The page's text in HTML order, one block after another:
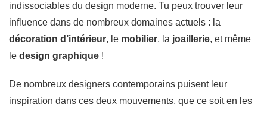
indissociables du design moderne. Tu peux trouver leur
influence dans de nombreux domaines actuels : la
décoration d’intérieur, le mobilier, la joaillerie, et même
le design graphique !
De nombreux designers contemporains puisent leur
inspiration dans ces deux mouvements, que ce soit en les